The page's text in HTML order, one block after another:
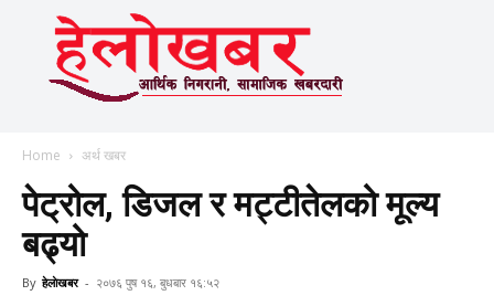
Home अर्थ खबर
पेट्रोल, डिजल र मट्टीतेलको मूल्य
बढ्यो
By हेलाेखबर - २०७६ पुष १६, बुधबार १६:५२